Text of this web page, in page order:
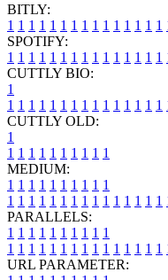
BITLY:
1 1 1 1 1 1 1 1 1 1 1 1 1 1 1
SPOTIFY:
1 1 1 1 1 1 1 1 1 1 1 1 1 1 1
CUTTLY BIO:
1
1 1 1 1 1 1 1 1 1 1 1 1 1 1 1
CUTTLY OLD:
1
1 1 1 1 1 1 1 1 1 1
MEDIUM:
1 1 1 1 1 1 1 1 1 1
1 1 1 1 1 1 1 1 1 1 1 1 1 1 1
PARALLELS:
1 1 1 1 1 1 1 1 1 1
1 1 1 1 1 1 1 1 1 1 1 1 1 1 1
URL PARAMETER: